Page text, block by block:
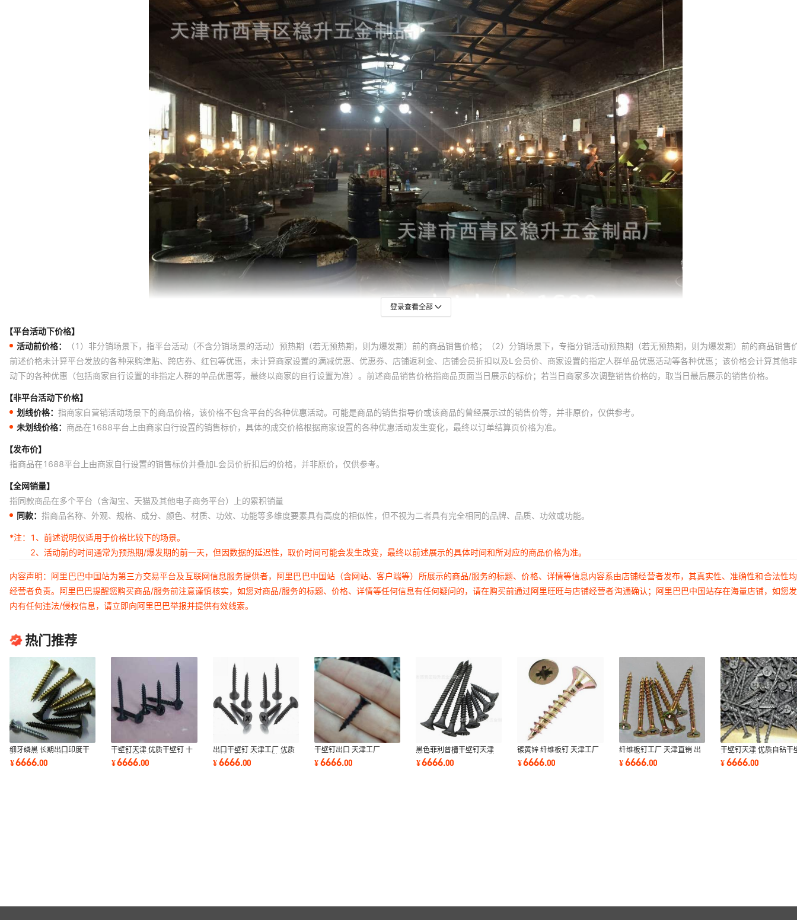
登录查看全部
【平台活动下价格】
活动前价格：
（1）非分销场景下，指平台活动（不含分销场景的活动）预热期（若无预热期，则为爆发期）前的商品销售价格；（2）分销场景下，专指分销活动预热期（若无预热期，则为爆发期）前的商品销售
前述价格未计算平台发放的各种采购津贴、跨店券、红包等优惠，未计算商家设置的满减优惠、优惠券、店铺返利金、店铺会员折扣以及L会员价、商家设置的指定人群单品优惠活动等各种优惠；该价格会计算其他
动下的各种优惠（包括商家自行设置的非指定人群的单品优惠等，最终以商家的自行设置为准）。前述商品销售价格指商品页面当日展示的标价；若当日商家多次调整销售价格的，取当日最后展示的销售价格。
【非平台活动下价格】
划线价格： 指商家自营销活动场景下的商品价格，该价格不包含平台的各种优惠活动。可能是商品的销售指导价或该商品的曾经展示过的销售价等，并非原价，仅供参考。
未划线价格： 商品在1688平台上由商家自行设置的销售标价，具体的成交价格根据商家设置的各种优惠活动发生变化，最终以订单结算页价格为准。
【发布价】
指商品在1688平台上由商家自行设置的销售标价并叠加L会员价折扣后的价格，并非原价，仅供参考。
【全网销量】
指同款商品在多个平台（含淘宝、天猫及其他电子商务平台）上的累积销量
同款： 指商品名称、外观、规格、成分、颜色、材质、功效、功能等多维度要素具有高度的相似性，但不视为二者具有完全相同的品牌、品质、功效或功能。
*注：
1、前述说明仅适用于价格比较下的场景。
2、活动前的时间通常为预热期/爆发期的前一天，但因数据的延迟性，取价时间可能会发生改变，最终以前述展示的具体时间和所对应的商品价格为准。
内容声明：阿里巴巴中国站为第三方交易平台及互联网信息服务提供者，阿里巴巴中国站（含网站、客户端等）所展示的商品/服务的标题、价格、详情等信息内容系由店铺经营者发布，其真实性、准确性和合法性
经营者负责。阿里巴巴提醒您购买商品/服务前注意谨慎核实，如您对商品/服务的标题、价格、详情等任何信息有任何疑问的，请在购买前通过阿里旺旺与店铺经营者沟通确认；阿里巴巴中国站存在海量店铺，如您
内有任何违法/侵权信息，请立即向阿里巴巴举报并提供有效线索。
热门推荐
细牙磷黑 长期出口印度干
壁钉 天津工厂直销
¥6666.00
干壁钉天津 优质干壁钉 十
字干壁螺丝钉
¥6666.00
出口干壁钉 天津工厂 优质
自钻干壁钉 十字干壁螺丝
钉
¥6666.00
干壁钉出口 天津工厂
¥6666.00
黑色菲利普槽干壁钉天津
优质自钻干壁钉 十字干壁
螺丝钉
¥6666.00
镀黄锌 纤维板钉 天津工厂
直销
¥6666.00
纤维板钉工厂 天津直销 出
口品质
¥6666.00
干壁钉天津 优质自钻干
钉 十字干壁螺丝钉
¥6666.00